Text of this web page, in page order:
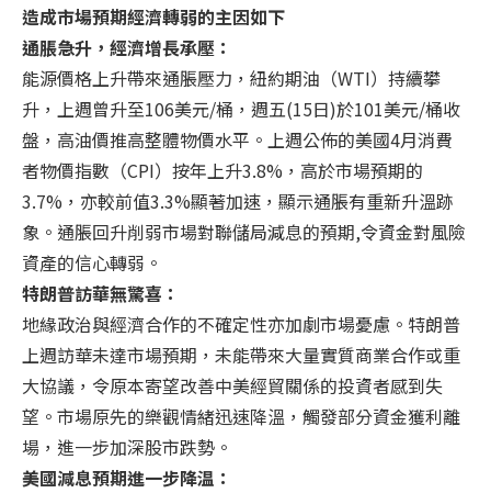
造成市場預期經濟轉弱的主因如下
通脹急升，經濟增長承壓：
能源價格上升帶來通脹壓力，紐約期油（WTI）持續攀
升，上週曾升至106美元/桶，週五(15日)於101美元/桶收
盤，高油價推高整體物價水平。上週公佈的美國4月消費
者物價指數（CPI）按年上升3.8%，高於市場預期的
3.7%，亦較前值3.3%顯著加速，顯示通脹有重新升溫跡
象。通脹回升削弱市場對聯儲局減息的預期,令資金對風險
資產的信心轉弱。
特朗普訪華無驚喜：
地緣政治與經濟合作的不確定性亦加劇市場憂慮。特朗普
上週訪華未達市場預期，未能帶來大量實質商業合作或重
大協議，令原本寄望改善中美經貿關係的投資者感到失
望。市場原先的樂觀情緒迅速降溫，觸發部分資金獲利離
場，進一步加深股市跌勢。
美國減息預期進一步降温：